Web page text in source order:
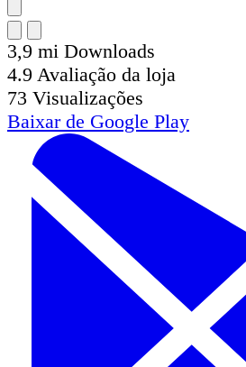
3,9 mi Downloads
4.9 Avaliação da loja
73 Visualizações
Baixar de Google Play